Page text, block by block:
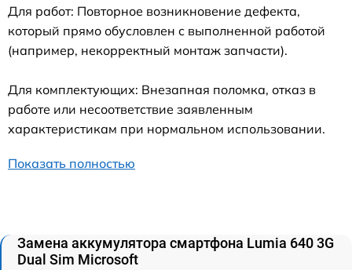
Для работ: Повторное возникновение дефекта,
который прямо обусловлен с выполненной работой
(например, некорректный монтаж запчасти).
Для комплектующих: Внезапная поломка, отказ в
работе или несоответствие заявленным
характеристикам при нормальном использовании.
Показать полностью
Замена аккумулятора смартфона Lumia 640 3G
Dual Sim Microsoft